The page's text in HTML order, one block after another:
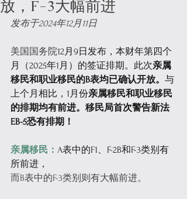
放，F-3大幅前进
发布于2024年12月11日
美国国务院12月9日发布，本财年第四个
月（2025年1月）的签证排期。此次亲属
移民和职业移民的B表均已确认开放。 与
上个月相比，1月份亲属移民和职业移民
的排期均有前进。移民局首次警告新法
EB-5恐有排期！
亲属移民： A表中的F1、F-2B和F-3类别有
所前进，
而B表中的F-3类别则有大幅前进。